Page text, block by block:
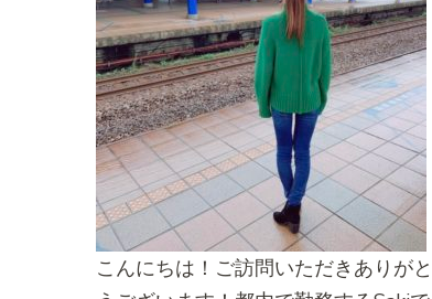
こんにちは！ご訪問いただきありがと